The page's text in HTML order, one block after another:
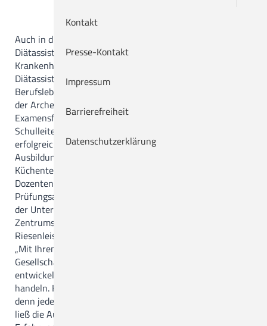
Auch in diesem Jahr entließ die Fachschule für
Diätassistenz/ Ernährungstherapie des Christlichen
Krankenhauses wieder hervorragend ausgebildete
Diätassistentinnen und Diätassistenten in das
Berufsleben. An den feierlichen Examensgottesdienstes in
der Arche des Krankenhauses schloss sich die
Examensfeier mit der Zeugnisübergabe an.
Schulleiter Ulrich Bolles dankte allen, die für die
erfolgreiche Durchführung der dreijährigen
Ausbildungszeit verantwortlich waren, so u. a. dem
Küchenteam des CKQ, den Praxisanleiterinnen, dem
Dozententeam und den Kooperationspartnern sowie dem
Prüfungsausschuss. Auch richtete er Glückwünsche von
der Unternehmensleitung und dem Chefarzt des Diabetes-
Zentrums, Dr. Florian Thienel, aus. „Ihr Abschluss ist eine
Riesenleistung“, so Bolles an die Examinierten gerichtet.
„Mit Ihrem Wissen und Ihrer Kompetenz dienen Sie der
Gesellschaft, denn Sie haben sich zu Fachleuten
entwickelt. Sie haben gelernt, vernetzt zu denken und zu
handeln. Kommunikation ist der Schlüssel zum Erfolg,
denn jeder Patient benötigt individuelle Ansprache.“ Bolles
ließ die Ausbildungszeit Revue passieren, in der viele
Kontakt
Presse-Kontakt
Impressum
Barrierefreiheit
Datenschutzerklärung